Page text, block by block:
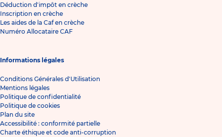
Déduction d'impôt en crèche
Inscription en crèche
Les aides de la Caf en crèche
Numéro Allocataire CAF
Informations légales
Conditions Générales d'Utilisation
Mentions légales
Politique de confidentialité
Politique de cookies
Plan du site
Accessibilité : conformité partielle
Charte éthique et code anti-corruption